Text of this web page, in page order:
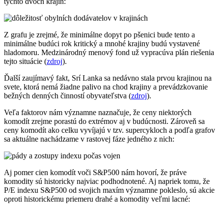
Z grafu je zrejmé, že minimálne dopyt po pšenici bude tento a
minimálne budúci rok kritický a mnohé krajiny budú vystavené
hladomoru. Medzinárodný menový fond už vypracúva plán riešenia
tejto situácie (zdroj).
Ďalší zaujímavý fakt, Srí Lanka sa nedávno stala prvou krajinou na
svete, ktorá nemá žiadne palivo na chod krajiny a prevádzkovanie
bežných denných činností obyvateľstva (zdroj).
Veľa faktorov nám významne naznačuje, že ceny niektorých
komodít zrejme porastú do extrémov aj v budúcnosti. Zároveň sa
ceny komodít ako celku vyvíjajú v tzv. supercykloch a podľa grafov
sa aktuálne nachádzame v rastovej fáze jedného z nich:
Aj pomer cien komodít voči S&P500 nám hovorí, že práve
komodity sú historicky najviac podhodnotené. Aj napriek tomu, že
P/E indexu S&P500 od svojich maxím významne pokleslo, sú akcie
oproti historickému priemeru drahé a komodity veľmi lacné: